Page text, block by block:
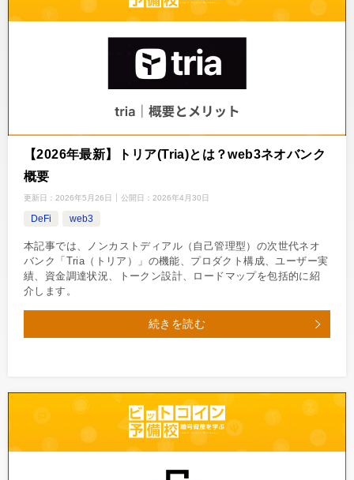
【2026年最新】トリア(Tria)とは？web3ネオバンク
概要
更新日： 2026年5月26日 公開日： 2026年4月30日
DeFi web3
本記事では、ノンカストディアル（自己管理型）の次世代ネオ
バンク「Tria（トリア）」の機能、プロダクト構成、ユーザー実
績、資金調達状況、トークン設計、ロードマップを包括的に紹
介します。
続きを読む